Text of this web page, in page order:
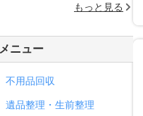
もっと見る
メニュー
不用品回収
遺品整理・生前整理